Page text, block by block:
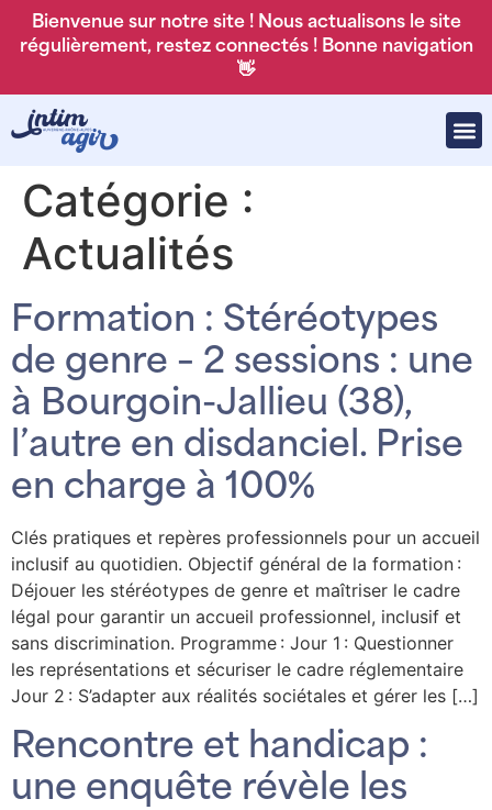
Bienvenue sur notre site ! Nous actualisons le site
régulièrement, restez connectés ! Bonne navigation
👋
Catégorie :
Actualités
Formation : Stéréotypes
de genre – 2 sessions : une
à Bourgoin-Jallieu (38),
l’autre en disdanciel. Prise
en charge à 100%
Clés pratiques et repères professionnels pour un accueil
inclusif au quotidien. Objectif général de la formation :
Déjouer les stéréotypes de genre et maîtriser le cadre
légal pour garantir un accueil professionnel, inclusif et
sans discrimination. Programme : Jour 1 : Questionner
les représentations et sécuriser le cadre réglementaire
Jour 2 : S’adapter aux réalités sociétales et gérer les […]
Rencontre et handicap :
une enquête révèle les